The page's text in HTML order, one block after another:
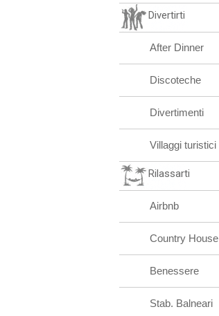
Divertirti
After Dinner
Discoteche
Divertimenti
Villaggi turistici
Rilassarti
Airbnb
Country House
Benessere
Stab. Balneari